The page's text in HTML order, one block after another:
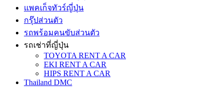
แพคเก็จทัวร์ญี่ปุ่น
กรุ๊ปส่วนตัว
รถพร้อมคนขับส่วนตัว
รถเช่าที่ญี่ปุ่น
TOYOTA RENT A CAR
EKI RENT A CAR
HIPS RENT A CAR
Thailand DMC